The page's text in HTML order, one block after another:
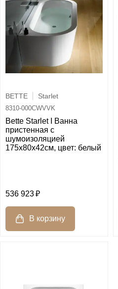
BETTE Starlet
8310-000CWVVK
Bette Starlet I Ванна
пристенная с
шумоизоляцией
175х80х42см, цвет: белый
536 923